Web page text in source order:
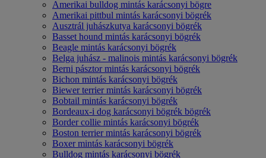
Amerikai bulldog mintás karácsonyi bögre
Amerikai pittbul mintás karácsonyi bögrék
Ausztrál juhászkutya karácsonyi bögrék
Basset hound mintás karácsonyi bögrék
Beagle mintás karácsonyi bögrék
Belga juhász - malinois mintás karácsonyi bögrék
Berni pásztor mintás karácsonyi bögrék
Bichon mintás karácsonyi bögrék
Biewer terrier mintás karácsonyi bögrék
Bobtail mintás karácsonyi bögrék
Bordeaux-i dog karácsonyi bögrék bögrék
Border collie mintás karácsonyi bögrék
Boston terrier mintás karácsonyi bögrék
Boxer mintás karácsonyi bögrék
Bulldog mintás karácsonyi bögrék